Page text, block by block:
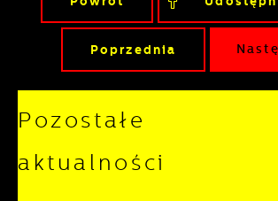
Poprzednia
Pozostałe
aktualności